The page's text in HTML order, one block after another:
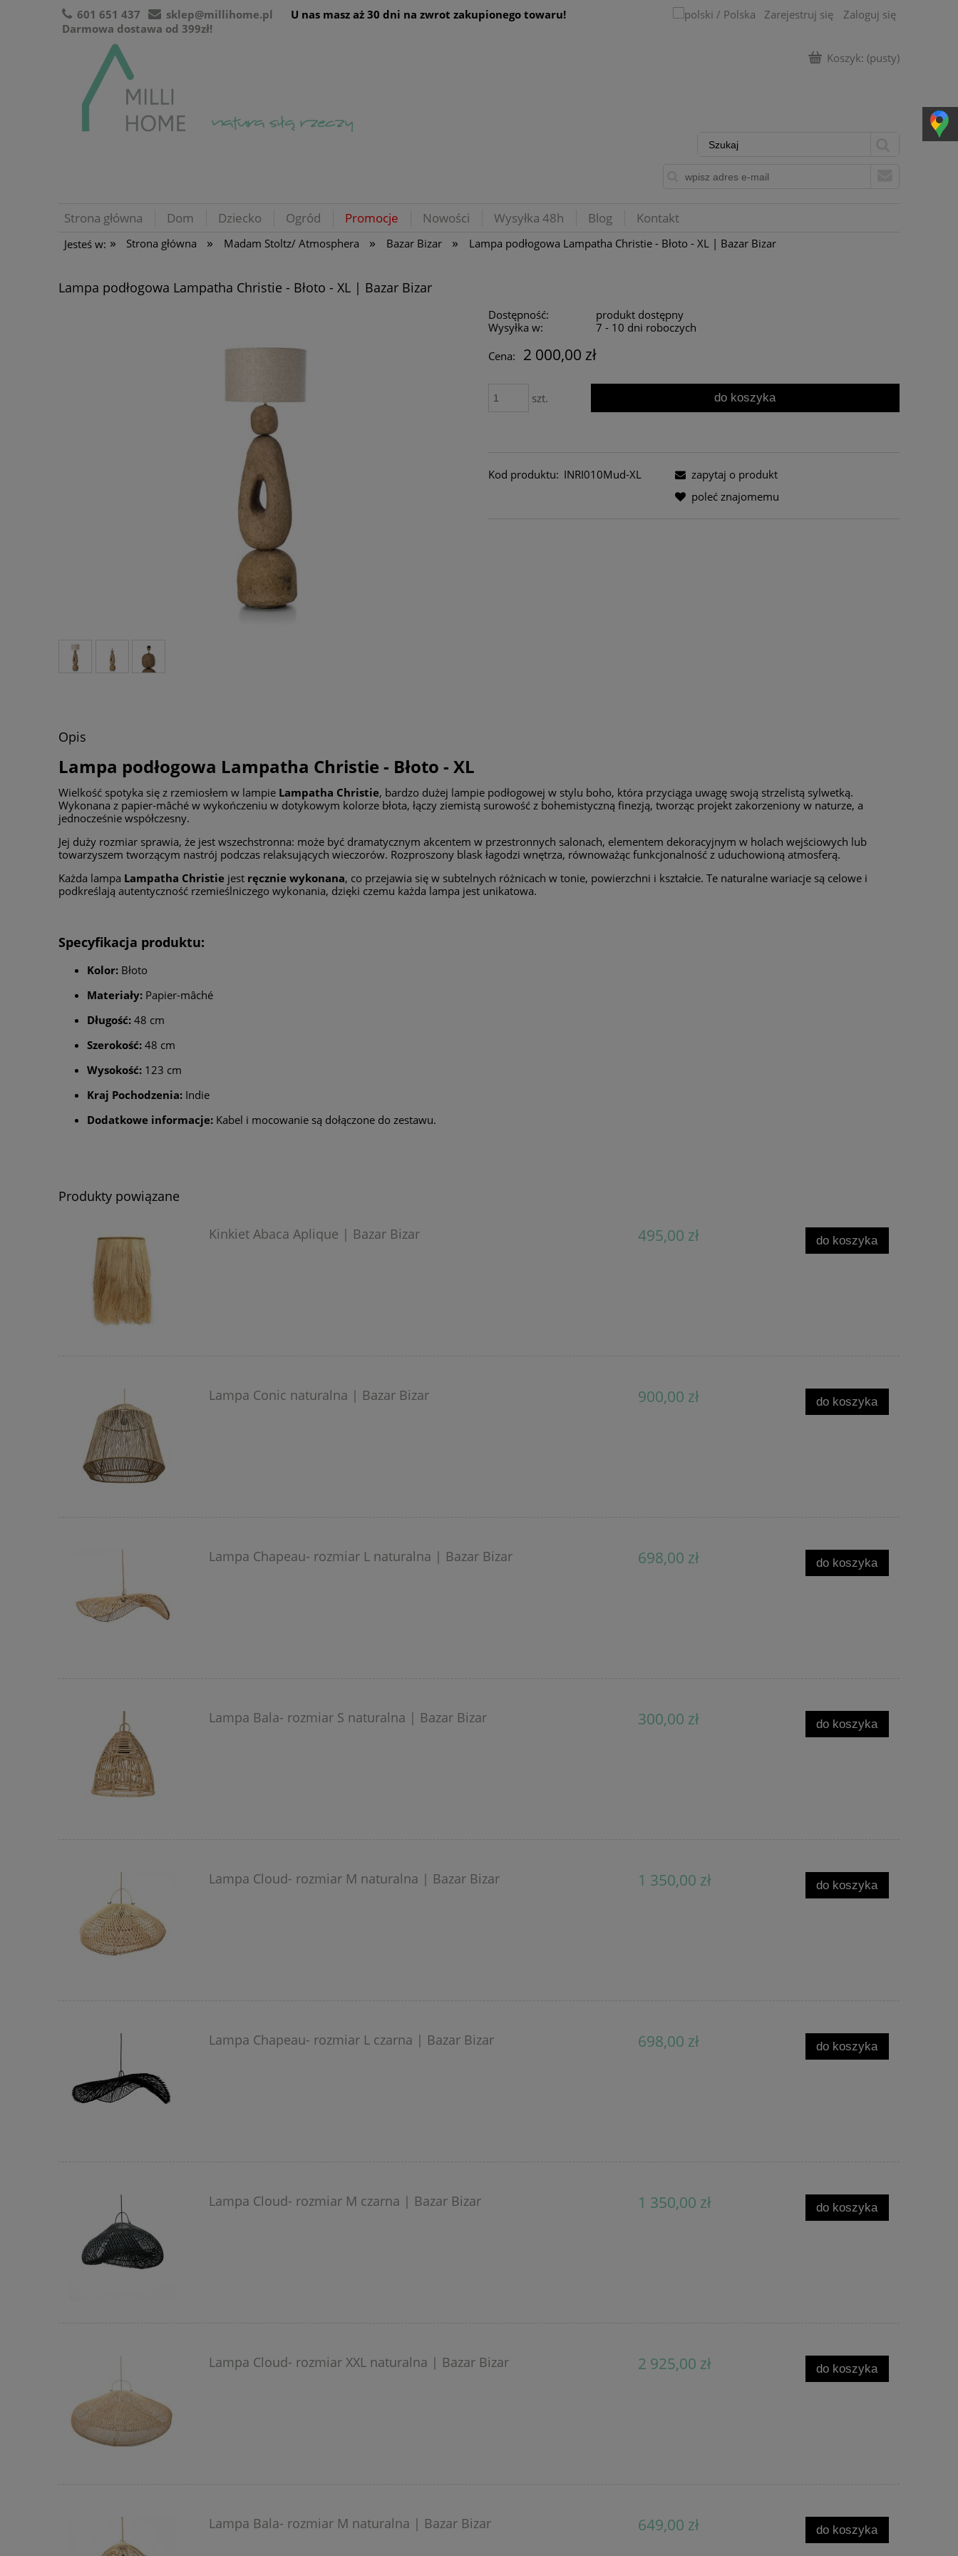
601 651 437
sklep@millihome.pl
Darmowa dostawa od 399zł!
U nas masz aż 30 dni na zwrot zakupionego towaru! Zarejestruj się Zaloguj się
Koszyk: (pusty)
Strona główna Dom Dziecko Ogród Promocje Nowości Wysyłka 48h Blog Kontakt
Jesteś w: » Strona główna » Madam Stoltz/ Atmosphera » Bazar Bizar » Lampa podłogowa Lampatha Christie - Błoto - XL | Bazar Bizar
Lampa podłogowa Lampatha Christie - Błoto - XL | Bazar Bizar
Dostępność:
produkt dostępny
Wysyłka w:
7 - 10 dni roboczych
Cena:
2 000,00 zł
szt. do koszyka
Kod produktu: INRI010Mud-XL
zapytaj o produkt
poleć znajomemu
Opis
Lampa podłogowa Lampatha Christie - Błoto - XL
Wielkość spotyka się z rzemiosłem w lampie Lampatha Christie, bardzo dużej lampie podłogowej w stylu boho, która przyciąga uwagę swoją strzelistą sylwetką.
Wykonana z papier-mâché w wykończeniu w dotykowym kolorze błota, łączy ziemistą surowość z bohemistyczną finezją, tworząc projekt zakorzeniony w naturze, a
jednocześnie współczesny.
Jej duży rozmiar sprawia, że jest wszechstronna: może być dramatycznym akcentem w przestronnych salonach, elementem dekoracyjnym w holach wejściowych lub
towarzyszem tworzącym nastrój podczas relaksujących wieczorów. Rozproszony blask łagodzi wnętrza, równoważąc funkcjonalność z uduchowioną atmosferą.
Każda lampa Lampatha Christie jest ręcznie wykonana, co przejawia się w subtelnych różnicach w tonie, powierzchni i kształcie. Te naturalne wariacje są celowe i
podkreślają autentyczność rzemieślniczego wykonania, dzięki czemu każda lampa jest unikatowa.
Specyfikacja produktu:
Kolor: Błoto
Materiały: Papier-mâché
Długość: 48 cm
Szerokość: 48 cm
Wysokość: 123 cm
Kraj Pochodzenia: Indie
Dodatkowe informacje: Kabel i mocowanie są dołączone do zestawu.
Produkty powiązane
Kinkiet Abaca Aplique | Bazar Bizar 495,00 zł do koszyka
Lampa Conic naturalna | Bazar Bizar 900,00 zł do koszyka
Lampa Chapeau- rozmiar L naturalna | Bazar Bizar 698,00 zł do koszyka
Lampa Bala- rozmiar S naturalna | Bazar Bizar 300,00 zł do koszyka
Lampa Cloud- rozmiar M naturalna | Bazar Bizar 1 350,00 zł do koszyka
Lampa Chapeau- rozmiar L czarna | Bazar Bizar 698,00 zł do koszyka
Lampa Cloud- rozmiar M czarna | Bazar Bizar 1 350,00 zł do koszyka
Lampa Cloud- rozmiar XXL naturalna | Bazar Bizar 2 925,00 zł do koszyka
Lampa Bala- rozmiar M naturalna | Bazar Bizar 649,00 zł do koszyka